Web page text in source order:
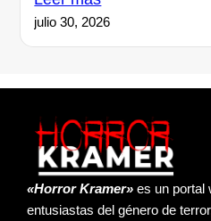
julio 30, 2026
«Horror Kramer» es un portal
entusiastas del género de